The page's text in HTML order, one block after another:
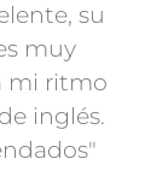
su
muy
mi ritmo
inglés.